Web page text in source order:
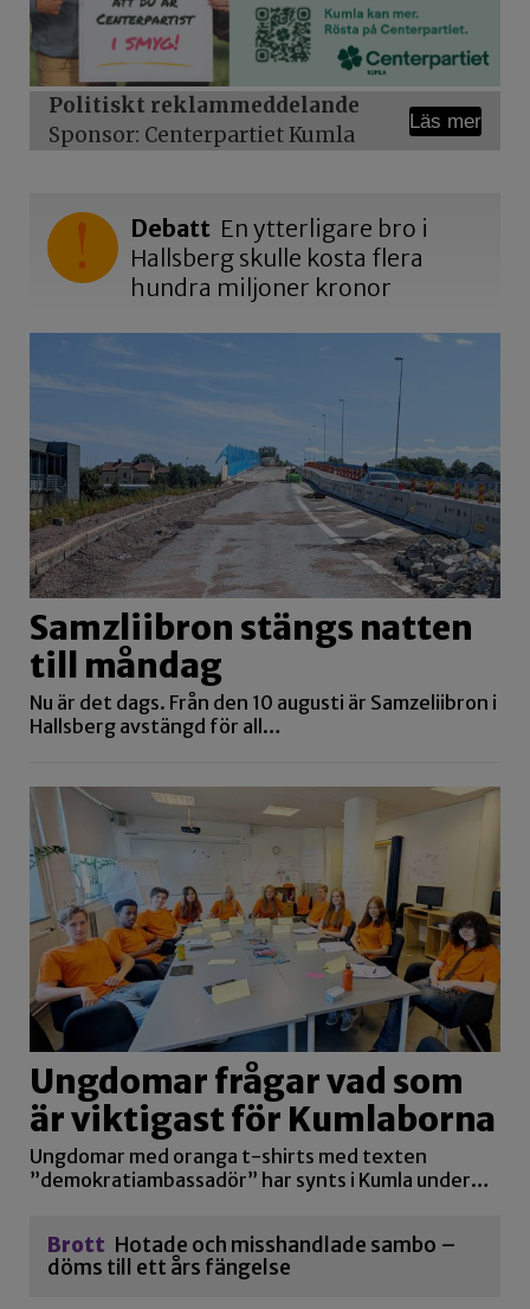
Politiskt reklammeddelande
Sponsor: Centerpartiet Kumla
Läs mer
Debatt En ytterligare bro i
Hallsberg skulle kosta flera
hundra miljoner kronor
Samzliibron stängs natten
till måndag
Nu är det dags. Från den 10 augusti är Samzeliibron i
Hallsberg avstängd för all…
Ungdomar frågar vad som
är viktigast för Kumlaborna
Ungdomar med oranga t-shirts med texten
”demokratiambassadör” har synts i Kumla under…
Brott Hotade och misshandlade sambo –
döms till ett års fängelse